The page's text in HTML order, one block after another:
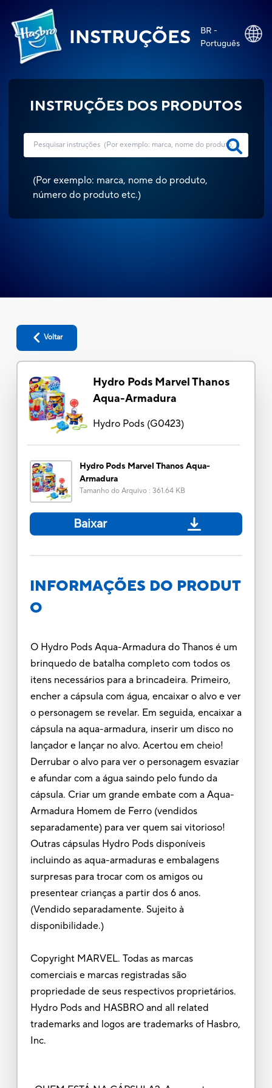
INSTRUÇÕES
BR -
Português
INSTRUÇÕES DOS PRODUTOS
(Por exemplo: marca, nome do produto,
número do produto etc.)
Voltar
Hydro Pods Marvel Thanos
Aqua-Armadura
Hydro Pods(G0423)
Hydro Pods Marvel Thanos Aqua-
Armadura
Tamanho do Arquivo: 361.64 KB
Baixar
INFORMAÇÕES DO PRODUT
O
O Hydro Pods Aqua-Armadura do Thanos é um
brinquedo de batalha completo com todos os
itens necessários para a brincadeira. Primeiro,
encher a cápsula com água, encaixar o alvo e ver
o personagem se revelar. Em seguida, encaixar a
cápsula na aqua-armadura, inserir um disco no
lançador e lançar no alvo. Acertou em cheio!
Derrubar o alvo para ver o personagem esvaziar
e afundar com a água saindo pelo fundo da
cápsula. Criar um grande embate com a Aqua-
Armadura Homem de Ferro (vendidos
separadamente) para ver quem sai vitorioso!
Outras cápsulas Hydro Pods disponíveis
incluindo as aqua-armaduras e embalagens
surpresas para trocar com os amigos ou
presentear crianças a partir dos 6 anos.
(Vendido separadamente. Sujeito à
disponibilidade.)
Copyright MARVEL. Todas as marcas
comerciais e marcas registradas são
propriedade de seus respectivos proprietários.
Hydro Pods and HASBRO and all related
trademarks and logos are trademarks of Hasbro,
Inc.